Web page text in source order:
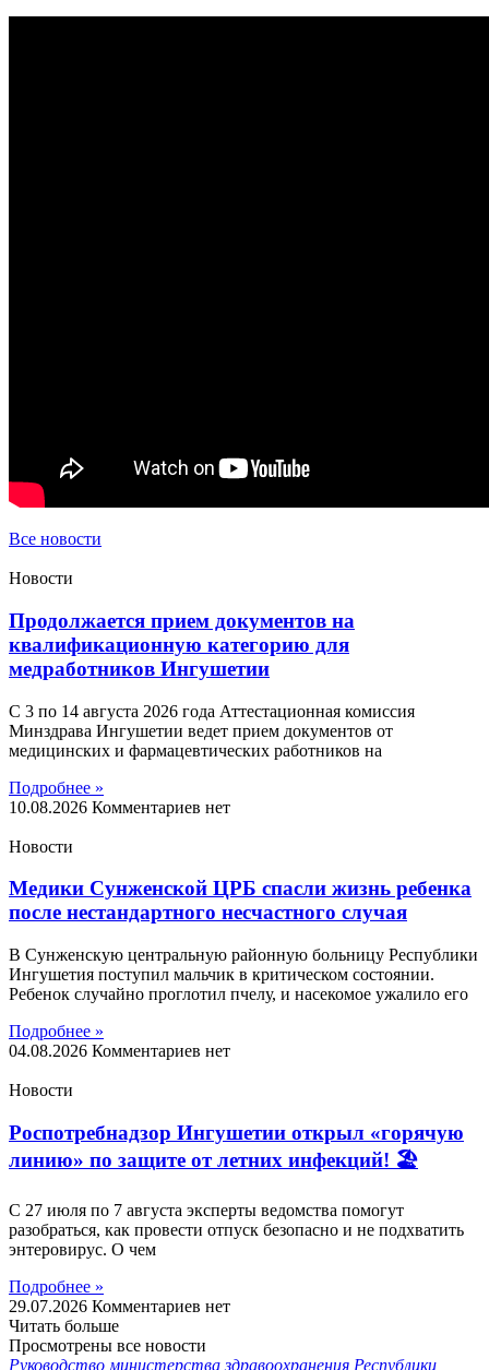
Все новости
Новости
Продолжается прием документов на
квалификационную категорию для
медработников Ингушетии
С 3 по 14 августа 2026 года Аттестационная комиссия
Минздрава Ингушетии ведет прием документов от
медицинских и фармацевтических работников на
Подробнее »
10.08.2026 Комментариев нет
Новости
Медики Сунженской ЦРБ спасли жизнь ребенка
после нестандартного несчастного случая
В Сунженскую центральную районную больницу Республики
Ингушетия поступил мальчик в критическом состоянии.
Ребенок случайно проглотил пчелу, и насекомое ужалило его
Подробнее »
04.08.2026 Комментариев нет
Новости
Роспотребнадзор Ингушетии открыл «горячую
линию» по защите от летних инфекций! 🏖
С 27 июля по 7 августа эксперты ведомства помогут
разобраться, как провести отпуск безопасно и не подхватить
энтеровирус. О чем
Подробнее »
29.07.2026 Комментариев нет
Читать больше
Просмотрены все новости
Руководство министерства здравоохранения Республики